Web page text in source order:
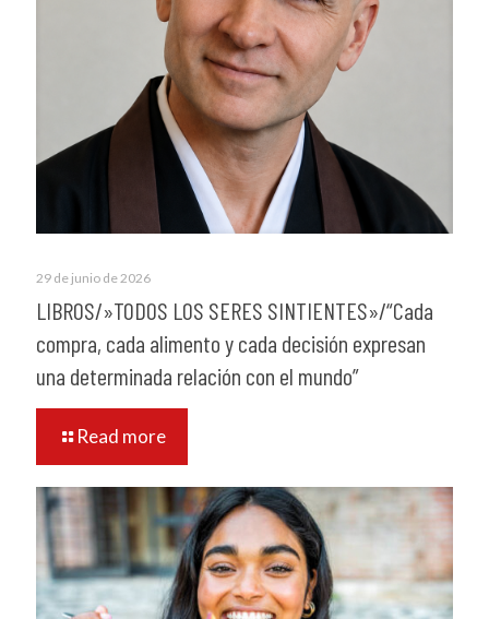
29 de junio de 2026
LIBROS/»TODOS LOS SERES SINTIENTES»/“Cada
compra, cada alimento y cada decisión expresan
una determinada relación con el mundo”
Read more